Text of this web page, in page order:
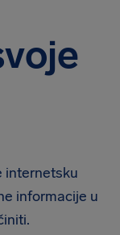
internetsku
informacije u